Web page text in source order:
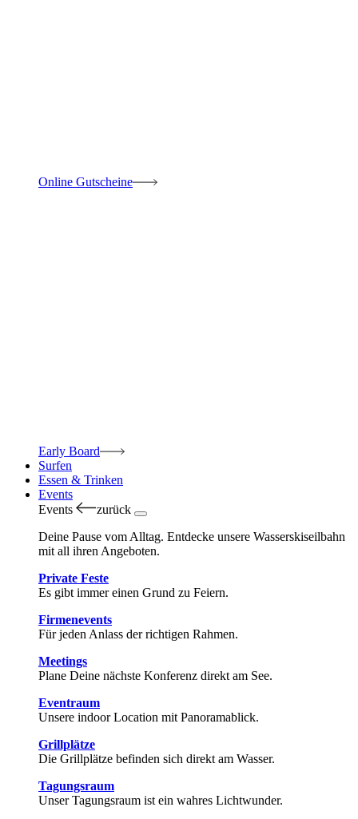
Online Gutscheine
Early Board
Surfen
Essen & Trinken
Events
Events
zurück
Deine Pause vom Alltag. Entdecke unsere Wasserskiseilbahn
mit all ihren Angeboten.
Private Feste
Es gibt immer einen Grund zu Feiern.
Firmenevents
Für jeden Anlass der richtigen Rahmen.
Meetings
Plane Deine nächste Konferenz direkt am See.
Eventraum
Unsere indoor Location mit Panoramablick.
Grillplätze
Die Grillplätze befinden sich direkt am Wasser.
Tagungsraum
Unser Tagungsraum ist ein wahres Lichtwunder.